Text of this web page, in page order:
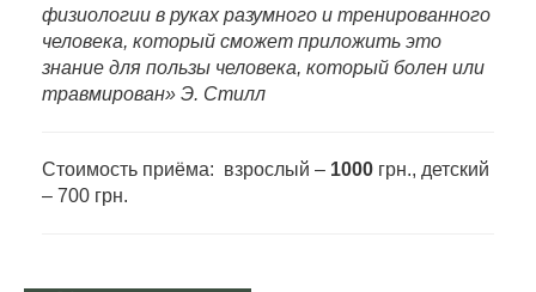
физиологии в руках разумного и тренированного
человека, который сможет приложить это
знание для пользы человека, который болен или
травмирован» Э. Стилл
Стоимость приёма: взрослый – 1000 грн., детский
– 700 грн.